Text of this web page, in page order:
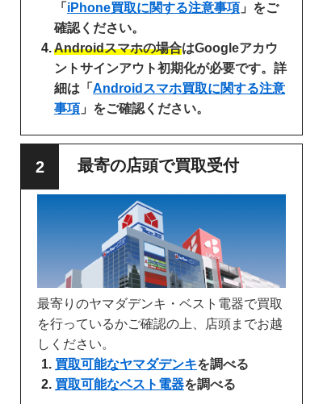
「 iPhone買取に関する注意事項 」をご
確認ください。
Androidスマホの場合はGoogleアカウ
ントサインアウト初期化が必要です。詳
細は「 Androidスマホ買取に関する注意
事項 」をご確認ください。
最寄の店頭で買取受付
最寄りのヤマダデンキ・ベスト電器で買取
を行っているかご確認の上、店頭までお越
しください。
買取可能なヤマダデンキを調べる
買取可能なベスト電器を調べる